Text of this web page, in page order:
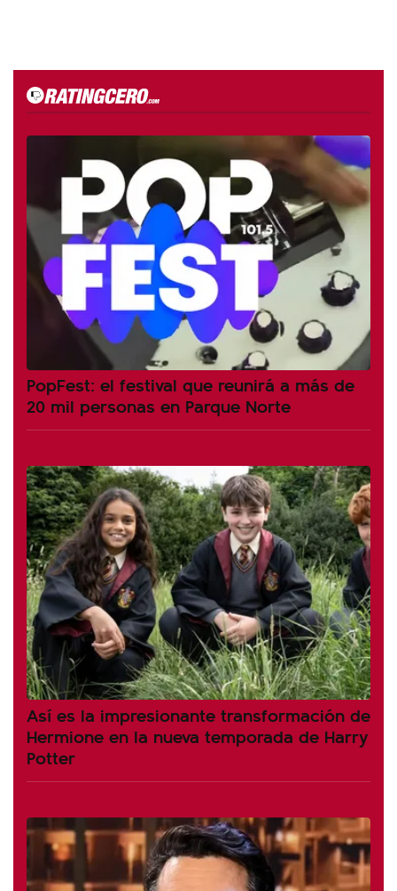
PopFest: el festival que reunirá a más de
20 mil personas en Parque Norte
Así es la impresionante transformación de
Hermione en la nueva temporada de Harry
Potter